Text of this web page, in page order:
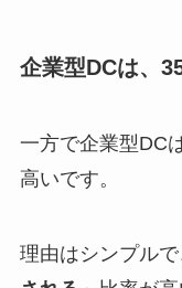
企業型DCは、
一方で企業型DC
高いです。
理由はシンプルで